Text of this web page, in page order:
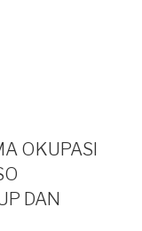
OKUPASI
DAN